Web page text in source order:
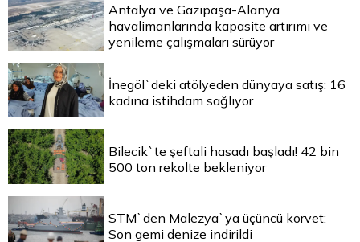
Antalya ve Gazipaşa-Alanya
havalimanlarında kapasite artırımı ve
yenileme çalışmaları sürüyor
İnegöl`deki atölyeden dünyaya satış: 16
kadına istihdam sağlıyor
Bilecik`te şeftali hasadı başladı! 42 bin
500 ton rekolte bekleniyor
STM`den Malezya`ya üçüncü korvet:
Son gemi denize indirildi